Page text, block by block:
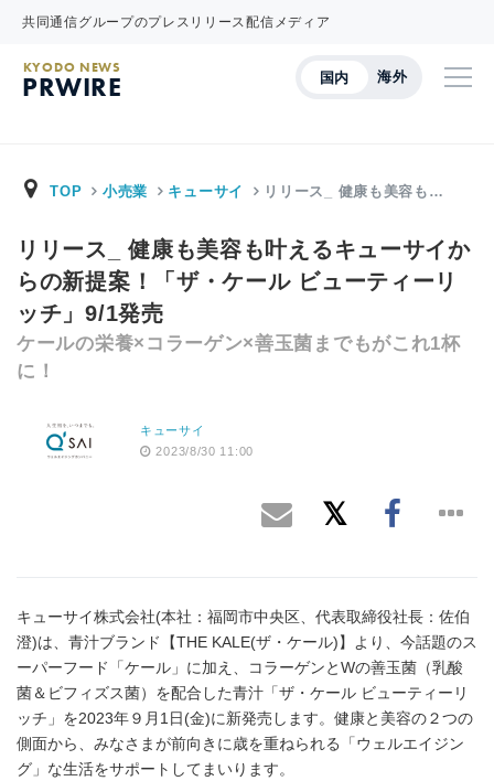
共同通信グループのプレスリリース配信メディア
国内 海外
KYODO NEWS
PRWIRE
TOP 小売業 キューサイ リリース_ 健康も美容も…
リリース_ 健康も美容も叶えるキューサイか
らの新提案！「ザ・ケール ビューティーリ
ッチ」9/1発売
ケールの栄養×コラーゲン×善玉菌までもがこれ1杯
に！
キューサイ
2023/8/30 11:00
キューサイ株式会社(本社：福岡市中央区、代表取締役社長：佐伯
澄)は、青汁ブランド【THE KALE(ザ・ケール)】より、今話題のス
ーパーフード「ケール」に加え、コラーゲンとWの善玉菌（乳酸
菌＆ビフィズス菌）を配合した青汁「ザ・ケール ビューティーリ
ッチ」を2023年９月1日(金)に新発売します。健康と美容の２つの
側面から、みなさまが前向きに歳を重ねられる「ウェルエイジン
グ」な生活をサポートしてまいります。